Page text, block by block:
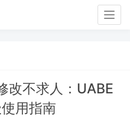
不求人：UABE
用指南